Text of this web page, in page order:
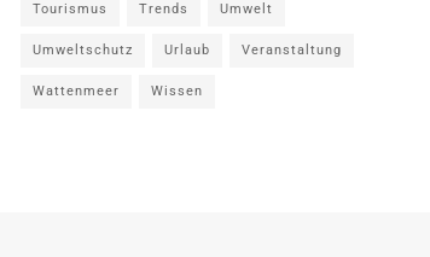
Tourismus Trends Umwelt
Umweltschutz Urlaub Veranstaltung
Wattenmeer Wissen